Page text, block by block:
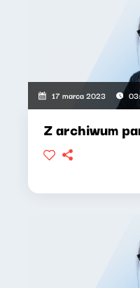
17 marca 2023
Z archiwum